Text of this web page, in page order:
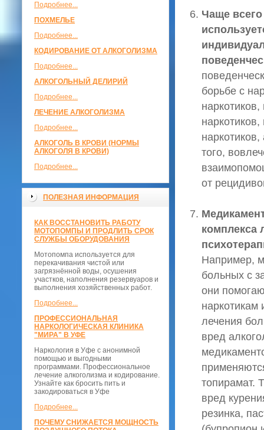
Подробнее...
ПОХМЕЛЬЕ
Подробнее...
КОДИРОВАНИЕ ОТ АЛКОГОЛИЗМА
Подробнее...
АЛКОГОЛЬНЫЙ ДЕЛИРИЙ
Подробнее...
ЛЕЧЕНИЕ АЛКОГОЛИЗМА
Подробнее...
АЛКОГОЛЬ В КРОВИ (НОРМЫ
АЛКОГОЛЯ В КРОВИ)
Подробнее...
ПОЛЕЗНАЯ ИНФОРМАЦИЯ
КАК ВОССТАНОВИТЬ РАБОТУ
МОТОПОМПЫ И ПРОДЛИТЬ СРОК
СЛУЖБЫ ОБОРУДОВАНИЯ
Мотопомпа используется для
перекачивания чистой или
загрязнённой воды, осушения
участков, наполнения резервуаров и
выполнения хозяйственных работ.
Подробнее...
ПРОФЕССИОНАЛЬНАЯ
НАРКОЛОГИЧЕСКАЯ КЛИНИКА
"МИРА" В УФЕ
Наркология в Уфе с анонимной
помощью и выгодными
программами. Профессиональное
лечение алкоголизма и кодирование.
Узнайте как бросить пить и
закодироваться в Уфе
Подробнее...
ПОЧЕМУ СНИЖАЕТСЯ МОЩНОСТЬ
Чаще
борьбе с
того,
от
комплекса
Например,
больных с
они
наркотикам
лечения
вред
топирамат.
вред
резинка,